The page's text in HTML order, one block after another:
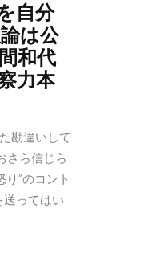
自分
は公
和代
力本
勘違いして
さら信じら
”のコント
ってはい